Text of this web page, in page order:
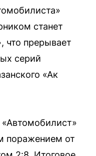
станет
что прерывает
серий
«Ак
поражением от